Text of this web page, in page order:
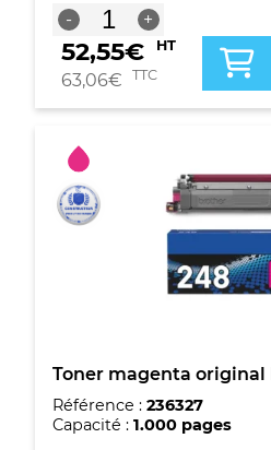
-
quantité
de
Toner
cyan
original
Brother
+
52,55€ HT
63,06€ TTC
Toner magenta original
Référence : 236327
Capacité : 1.000 pages